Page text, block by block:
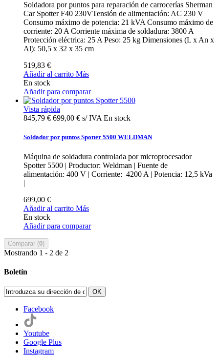
Soldadora por puntos para reparación de carrocerías Sherman
Car Spotter F40 230VTensión de alimentación: AC 230 V
Consumo máximo de potencia: 21 kVA Consumo máximo de
corriente: 20 A Corriente máxima de soldadura: 3800 A
Protección eléctrica: 25 A Peso: 25 kg Dimensiones (L x An x
Al): 50,5 x 32 x 35 cm
519,83 €
Añadir al carrito Más
En stock
Añadir para comparar
Vista rápida
845,79 € 699,00 € s/ IVA En stock
Soldador por puntos Spotter 5500 WELDMAN
Máquina de soldadura controlada por microprocesador
Spotter 5500 | Productor: Weldman | Fuente de
alimentación: 400 V | Corriente: 4200 A | Potencia: 12,5 kVa
|
699,00 €
Añadir al carrito Más
En stock
Añadir para comparar
Comparar (0)
Mostrando 1 - 2 de 2
Boletín
OK
Facebook
Youtube
Google Plus
Instagram